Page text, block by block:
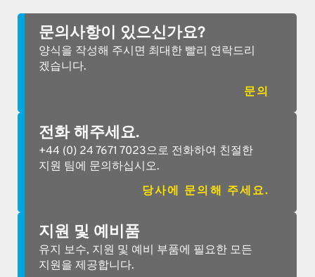
문의사항이 있으신가요?
양식을 작성해 주시면 최대한 빨리 연락드리
겠습니다.
문의
전화 해주세요.
+44 (0) 24 7671 7023으로 전화하여 친절한
지원 팀에 문의하십시오.
당사에 문의해 주세요.
지원 및 예비품
유지 보수, 지원 및 예비 부품에 필요한 모든
지원을 제공합니다.